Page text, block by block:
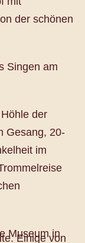
der schönen
Singen am
der
Gesang, 20-
im
Museum in
Einige von